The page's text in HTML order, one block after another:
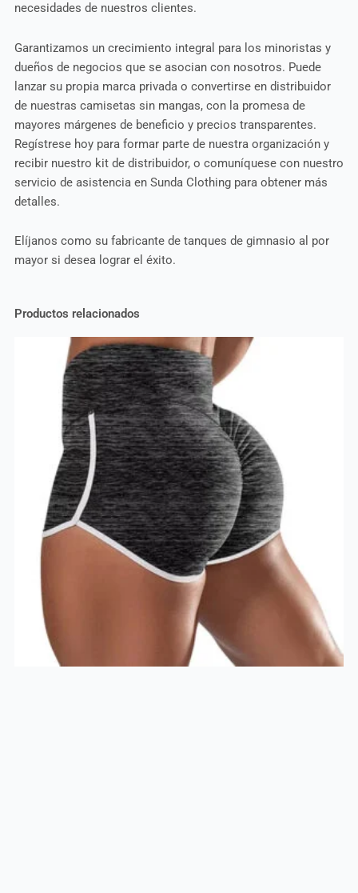
necesidades de nuestros clientes.
Garantizamos un crecimiento integral para los minoristas y
dueños de negocios que se asocian con nosotros. Puede
lanzar su propia marca privada o convertirse en distribuidor
de nuestras camisetas sin mangas, con la promesa de
mayores márgenes de beneficio y precios transparentes.
Regístrese hoy para formar parte de nuestra organización y
recibir nuestro kit de distribuidor, o comuníquese con nuestro
servicio de asistencia en Sunda Clothing para obtener más
detalles.
Elíjanos como su fabricante de tanques de gimnasio al por
mayor si desea lograr el éxito.
Productos relacionados